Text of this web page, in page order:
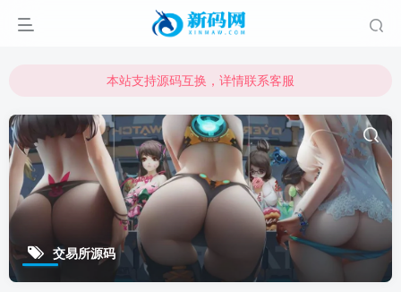
本站支持源码互换，详情联系客服
本站支持源码互换，详情联系客服
交易所源码